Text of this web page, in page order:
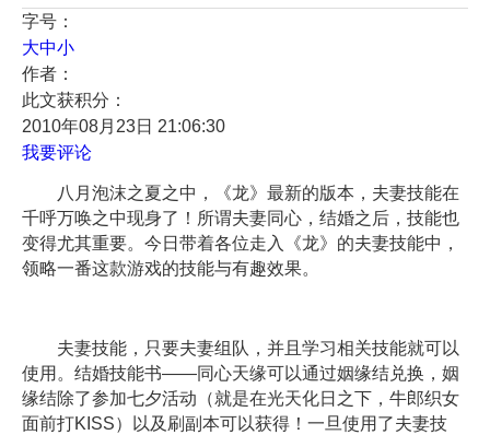
字号：
大中小
作者：
此文获积分：
2010年08月23日 21:06:30
我要评论
八月泡沫之夏之中，《龙》最新的版本，夫妻技能在
千呼万唤之中现身了！所谓夫妻同心，结婚之后，技能也
变得尤其重要。今日带着各位走入《龙》的夫妻技能中，
领略一番这款游戏的技能与有趣效果。
夫妻技能，只要夫妻组队，并且学习相关技能就可以
使用。结婚技能书——同心天缘可以通过姻缘结兑换，姻
缘结除了参加七夕活动（就是在光天化日之下，牛郎织女
面前打KISS）以及刷副本可以获得！一旦使用了夫妻技